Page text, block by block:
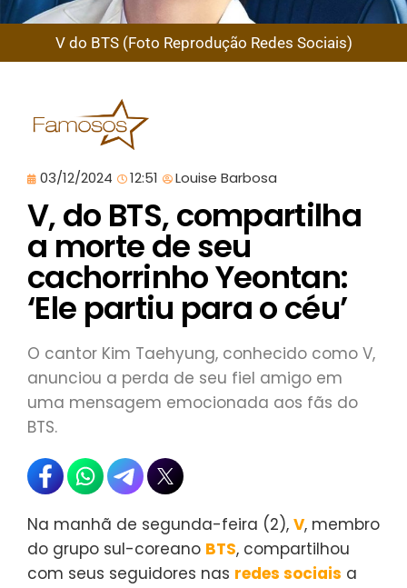
V do BTS (Foto Reprodução Redes Sociais)
03/12/2024 12:51 Louise Barbosa
V, do BTS, compartilha
a morte de seu
cachorrinho Yeontan:
‘Ele partiu para o céu’
O cantor Kim Taehyung, conhecido como V,
anunciou a perda de seu fiel amigo em
uma mensagem emocionada aos fãs do
BTS.
Na manhã de segunda-feira (2), V, membro
do grupo sul-coreano BTS, compartilhou
com seus seguidores nas redes sociais a